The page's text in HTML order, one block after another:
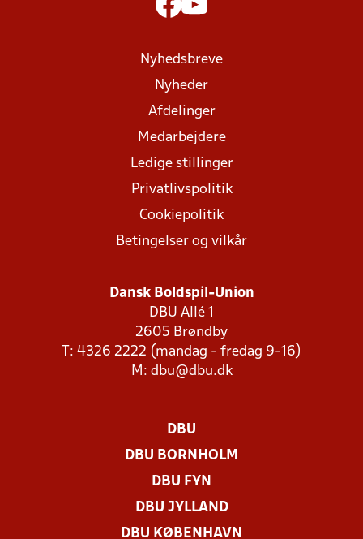
Nyhedsbreve
Nyheder
Afdelinger
Medarbejdere
Ledige stillinger
Privatlivspolitik
Cookiepolitik
Betingelser og vilkår
Dansk Boldspil-Union
DBU Allé 1
2605 Brøndby
T: 4326 2222 (mandag - fredag 9-16)
M: dbu@dbu.dk
DBU
DBU BORNHOLM
DBU FYN
DBU JYLLAND
DBU KØBENHAVN